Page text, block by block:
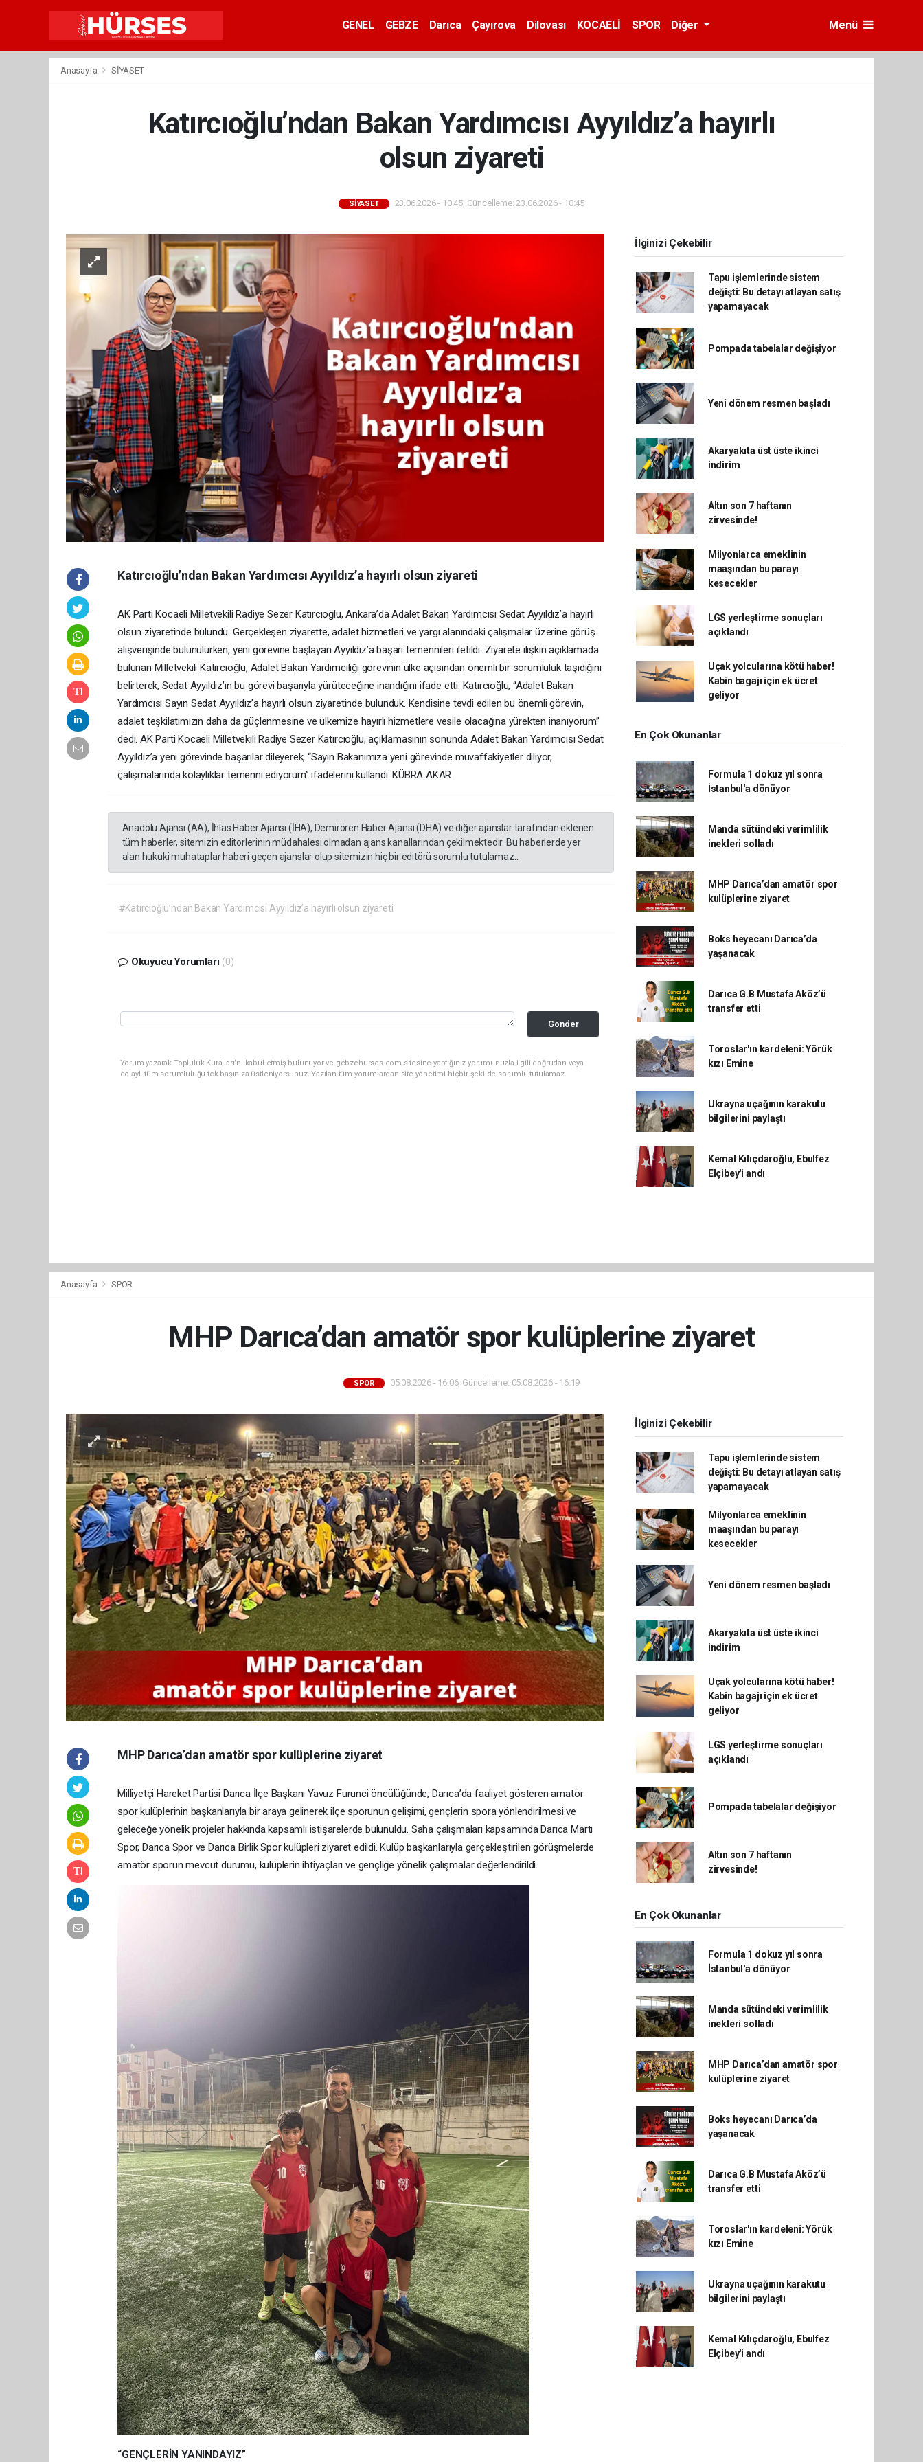
GENEL GEBZE Darıca Çayırova Dilovası KOCAELİ SPOR Diğer Menü
Anasayfa SİYASET
Katırcıoğlu’ndan Bakan Yardımcısı Ayyıldız’a hayırlı
olsun ziyareti
SİYASET 23.06.2026 - 10:45, Güncelleme: 23.06.2026 - 10:45
Katırcıoğlu’ndan Bakan Yardımcısı Ayyıldız’a hayırlı olsun ziyareti
AK Parti Kocaeli Milletvekili Radiye Sezer Katırcıoğlu, Ankara’da Adalet Bakan Yardımcısı Sedat Ayyıldız’a hayırlı
olsun ziyaretinde bulundu. Gerçekleşen ziyarette, adalet hizmetleri ve yargı alanındaki çalışmalar üzerine görüş
alışverişinde bulunulurken, yeni görevine başlayan Ayyıldız’a başarı temennileri iletildi. Ziyarete ilişkin açıklamada
bulunan Milletvekili Katırcıoğlu, Adalet Bakan Yardımcılığı görevinin ülke açısından önemli bir sorumluluk taşıdığını
belirterek, Sedat Ayyıldız’ın bu görevi başarıyla yürüteceğine inandığını ifade etti. Katırcıoğlu, “Adalet Bakan
Yardımcısı Sayın Sedat Ayyıldız’a hayırlı olsun ziyaretinde bulunduk. Kendisine tevdi edilen bu önemli görevin,
adalet teşkilatımızın daha da güçlenmesine ve ülkemize hayırlı hizmetlere vesile olacağına yürekten inanıyorum”
dedi. AK Parti Kocaeli Milletvekili Radiye Sezer Katırcıoğlu, açıklamasının sonunda Adalet Bakan Yardımcısı Sedat
Ayyıldız’a yeni görevinde başarılar dileyerek, “Sayın Bakanımıza yeni görevinde muvaffakiyetler diliyor,
çalışmalarında kolaylıklar temenni ediyorum” ifadelerini kullandı. KÜBRA AKAR
Anadolu Ajansı (AA), İhlas Haber Ajansı (İHA), Demirören Haber Ajansı (DHA) ve diğer ajanslar tarafından eklenen
tüm haberler, sitemizin editörlerinin müdahalesi olmadan ajans kanallarından çekilmektedir. Bu haberlerde yer
alan hukuki muhataplar haberi geçen ajanslar olup sitemizin hiç bir editörü sorumlu tutulamaz...
#Katırcıoğlu’ndan Bakan Yardımcısı Ayyıldız’a hayırlı olsun ziyareti
Okuyucu Yorumları (0)
Gönder
Yorum yazarak Topluluk Kuralları’nı kabul etmiş bulunuyor ve gebzehurses.com sitesine yaptığınız yorumunuzla ilgili doğrudan veya
dolaylı tüm sorumluluğu tek başınıza üstleniyorsunuz. Yazılan tüm yorumlardan site yönetimi hiçbir şekilde sorumlu tutulamaz.
İlginizi Çekebilir
Tapu işlemlerinde sistem
değişti: Bu detayı atlayan satış
yapamayacak
Pompada tabelalar değişiyor
Yeni dönem resmen başladı
Akaryakıta üst üste ikinci
indirim
Altın son 7 haftanın
zirvesinde!
Milyonlarca emeklinin
maaşından bu parayı
kesecekler
LGS yerleştirme sonuçları
açıklandı
Uçak yolcularına kötü haber!
Kabin bagajı için ek ücret
geliyor
En Çok Okunanlar
Formula 1 dokuz yıl sonra
İstanbul'a dönüyor
Manda sütündeki verimlilik
inekleri solladı
MHP Darıca’dan amatör spor
kulüplerine ziyaret
Boks heyecanı Darıca’da
yaşanacak
Darıca G.B Mustafa Aköz’ü
transfer etti
Toroslar'ın kardeleni: Yörük
kızı Emine
Ukrayna uçağının karakutu
bilgilerini paylaştı
Kemal Kılıçdaroğlu, Ebulfez
Elçibey'i andı
Anasayfa SPOR
MHP Darıca’dan amatör spor kulüplerine ziyaret
SPOR 05.08.2026 - 16:06, Güncelleme: 05.08.2026 - 16:19
MHP Darıca’dan amatör spor kulüplerine ziyaret
Milliyetçi Hareket Partisi Darıca İlçe Başkanı Yavuz Furunci öncülüğünde, Darıca’da faaliyet gösteren amatör
spor kulüplerinin başkanlarıyla bir araya gelinerek ilçe sporunun gelişimi, gençlerin spora yönlendirilmesi ve
geleceğe yönelik projeler hakkında kapsamlı istişarelerde bulunuldu. Saha çalışmaları kapsamında Darıca Martı
Spor, Darıca Spor ve Darıca Birlik Spor kulüpleri ziyaret edildi. Kulüp başkanlarıyla gerçekleştirilen görüşmelerde
amatör sporun mevcut durumu, kulüplerin ihtiyaçları ve gençliğe yönelik çalışmalar değerlendirildi.
“GENÇLERİN YANINDAYIZ”
İlginizi Çekebilir
Tapu işlemlerinde sistem
değişti: Bu detayı atlayan satış
yapamayacak
Milyonlarca emeklinin
maaşından bu parayı
kesecekler
Yeni dönem resmen başladı
Akaryakıta üst üste ikinci
indirim
Uçak yolcularına kötü haber!
Kabin bagajı için ek ücret
geliyor
LGS yerleştirme sonuçları
açıklandı
Pompada tabelalar değişiyor
Altın son 7 haftanın
zirvesinde!
En Çok Okunanlar
Formula 1 dokuz yıl sonra
İstanbul'a dönüyor
Manda sütündeki verimlilik
inekleri solladı
MHP Darıca’dan amatör spor
kulüplerine ziyaret
Boks heyecanı Darıca’da
yaşanacak
Darıca G.B Mustafa Aköz’ü
transfer etti
Toroslar'ın kardeleni: Yörük
kızı Emine
Ukrayna uçağının karakutu
bilgilerini paylaştı
Kemal Kılıçdaroğlu, Ebulfez
Elçibey'i andı